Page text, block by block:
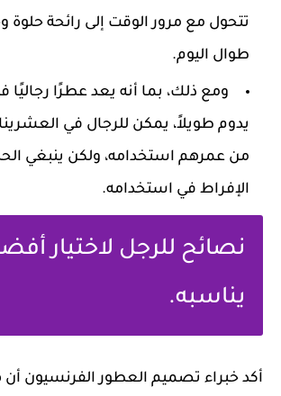
تتحول مع مرور الوقت إلى رائحة حلوة
طوال اليوم.
ومع ذلك، بما أنه يعد عطرًا رجاليًا
يدوم طويلاً، يمكن للرجال في
من عمرهم استخدامه، ولكن ينبغي
الإفراط في استخدامه.
نصائح للرجل لاختيار
يناسبه.
أكد خبراء تصميم العطور الفرنسيون